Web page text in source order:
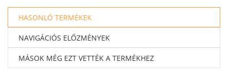
HASONLÓ TERMÉKEK
NAVIGÁCIÓS ELŐZMÉNYEK
MÁSOK MÉG EZT VETTÉK A TERMÉKHEZ